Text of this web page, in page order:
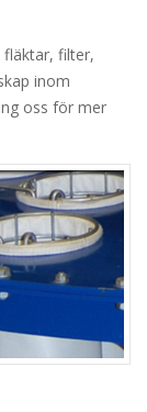
fläktar, filter,
inom
oss för mer